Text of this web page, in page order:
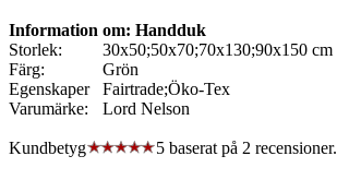
Information om: Handduk
Storlek:
30x50;50x70;70x130;90x150 cm
Färg:
Grön
Egenskaper
Fairtrade;Öko-Tex
Varumärke:
Lord Nelson
Kundbetyg 5 baserat på 2 recensioner.